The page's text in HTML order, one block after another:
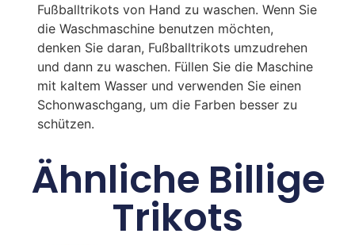
Fußballtrikots von Hand zu waschen. Wenn Sie
die Waschmaschine benutzen möchten,
denken Sie daran, Fußballtrikots umzudrehen
und dann zu waschen. Füllen Sie die Maschine
mit kaltem Wasser und verwenden Sie einen
Schonwaschgang, um die Farben besser zu
schützen.
Ähnliche Billige
Trikots